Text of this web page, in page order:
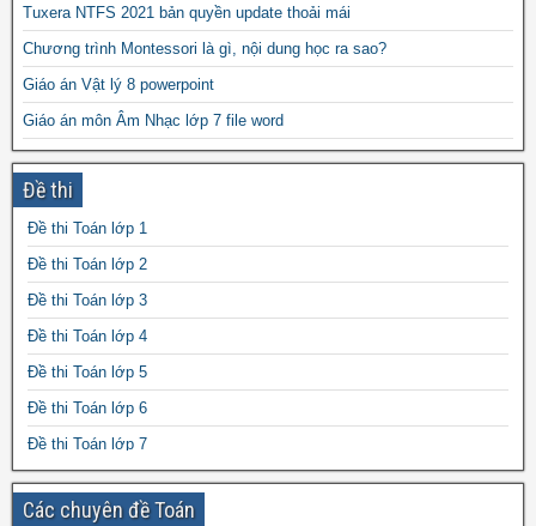
Tuxera NTFS 2021 bản quyền update thoải mái
Chương trình Montessori là gì, nội dung học ra sao?
Giáo án Vật lý 8 powerpoint
Giáo án môn Âm Nhạc lớp 7 file word
Đề cương ôn tập học kì 1 môn Hóa học lớp 10
Tình trạng học sinh THCS học yếu về môn Toán
Phân tích giá trị nhân đạo trong truyện ngắn Chí Phèo – Nam Cao
Đề thi HSG Hóa học 9 huyện Nghi Lộc, Nghệ An 2022-2023
Đề thi
Đề thi Toán lớp 1
Đề thi Toán lớp 2
Đề thi Toán lớp 3
Đề thi Toán lớp 4
Đề thi Toán lớp 5
Đề thi Toán lớp 6
Đề thi Toán lớp 7
Đề thi Toán lớp 8
Đề thi Toán lớp 9
Các chuyên đề Toán